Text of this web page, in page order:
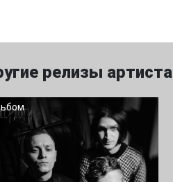
релизы артиста